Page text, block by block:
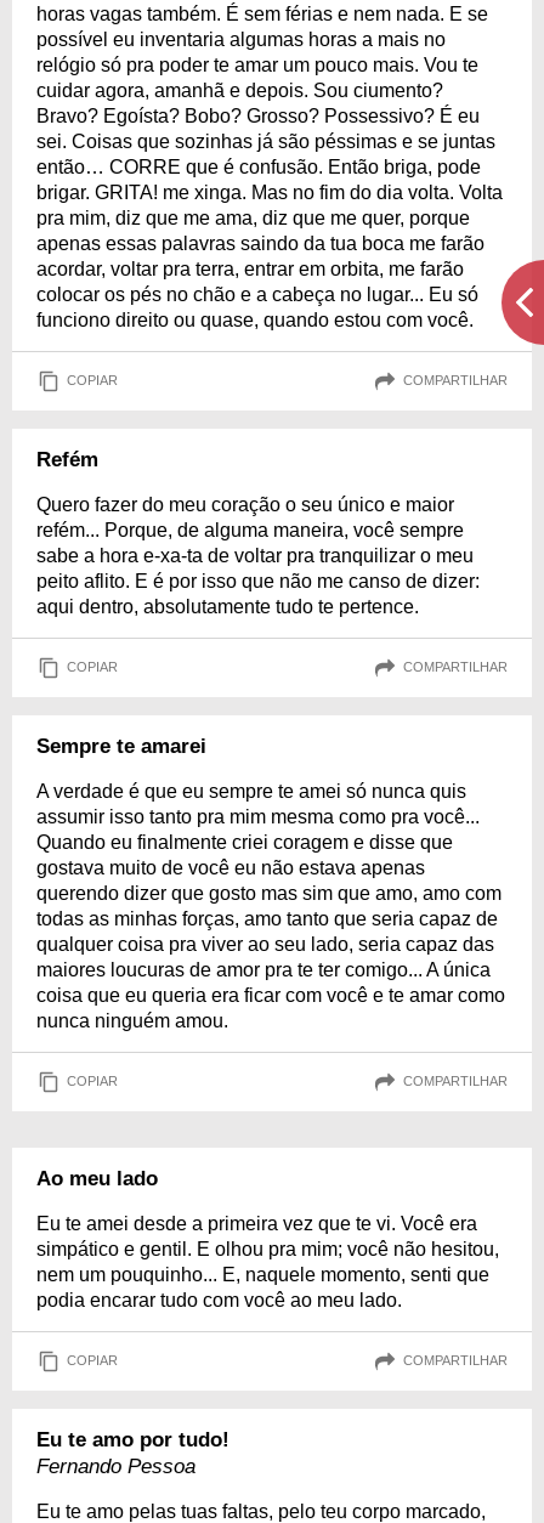
horas vagas também. É sem férias e nem nada. E se
possível eu inventaria algumas horas a mais no
relógio só pra poder te amar um pouco mais. Vou te
cuidar agora, amanhã e depois. Sou ciumento?
Bravo? Egoísta? Bobo? Grosso? Possessivo? É eu
sei. Coisas que sozinhas já são péssimas e se juntas
então… CORRE que é confusão. Então briga, pode
brigar. GRITA! me xinga. Mas no fim do dia volta. Volta
pra mim, diz que me ama, diz que me quer, porque
apenas essas palavras saindo da tua boca me farão
acordar, voltar pra terra, entrar em orbita, me farão
colocar os pés no chão e a cabeça no lugar... Eu só
funciono direito ou quase, quando estou com você.
COPIAR COMPARTILHAR
Refém
Quero fazer do meu coração o seu único e maior
refém... Porque, de alguma maneira, você sempre
sabe a hora e-xa-ta de voltar pra tranquilizar o meu
peito aflito. E é por isso que não me canso de dizer:
aqui dentro, absolutamente tudo te pertence.
COPIAR COMPARTILHAR
Sempre te amarei
A verdade é que eu sempre te amei só nunca quis
assumir isso tanto pra mim mesma como pra você...
Quando eu finalmente criei coragem e disse que
gostava muito de você eu não estava apenas
querendo dizer que gosto mas sim que amo, amo com
todas as minhas forças, amo tanto que seria capaz de
qualquer coisa pra viver ao seu lado, seria capaz das
maiores loucuras de amor pra te ter comigo... A única
coisa que eu queria era ficar com você e te amar como
nunca ninguém amou.
COPIAR COMPARTILHAR
Ao meu lado
Eu te amei desde a primeira vez que te vi. Você era
simpático e gentil. E olhou pra mim; você não hesitou,
nem um pouquinho... E, naquele momento, senti que
podia encarar tudo com você ao meu lado.
COPIAR COMPARTILHAR
Eu te amo por tudo!
Fernando Pessoa
Eu te amo pelas tuas faltas, pelo teu corpo marcado,